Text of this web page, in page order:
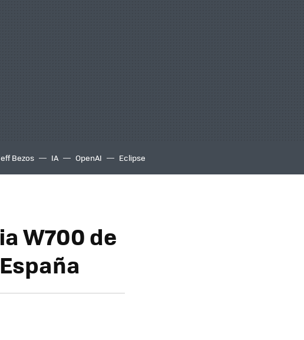
Bezos IA OpenAI Eclipse
W700 de